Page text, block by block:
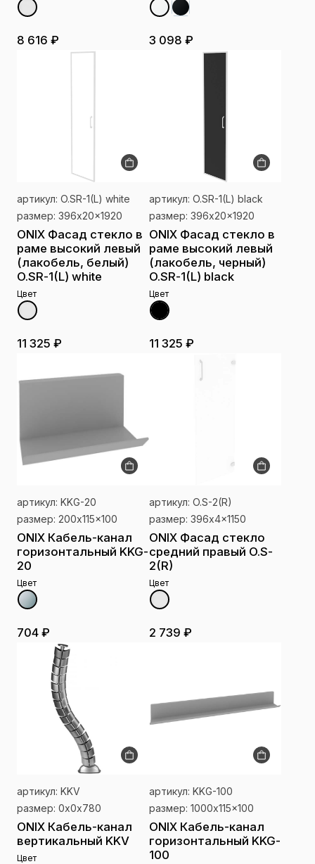
8 616 ₽ 3 098 ₽
артикул: O.SR-1(L) white
размер: 396x20x1920
ONIX Фасад стекло в
раме высокий левый
(лакобель, белый)
O.SR-1(L) white
Цвет
11 325 ₽
артикул: O.SR-1(L) black
размер: 396x20x1920
ONIX Фасад стекло в
раме высокий левый
(лакобель, черный)
O.SR-1(L) black
Цвет
11 325 ₽
артикул: KKG-20
размер: 200x115x100
ONIX Кабель-канал
горизонтальный KKG-
20
Цвет
704 ₽
артикул: O.S-2(R)
размер: 396x4x1150
ONIX Фасад стекло
средний правый O.S-
2(R)
Цвет
2 739 ₽
артикул: KKV
размер: 0x0x780
ONIX Кабель-канал
вертикальный KKV
Цвет
артикул: KKG-100
размер: 1000x115x100
ONIX Кабель-канал
горизонтальный KKG-
100